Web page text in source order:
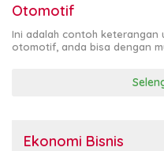
Otomotif
Ini adalah contoh keterangan
otomotif, anda bisa dengan
Ekonomi Bisnis